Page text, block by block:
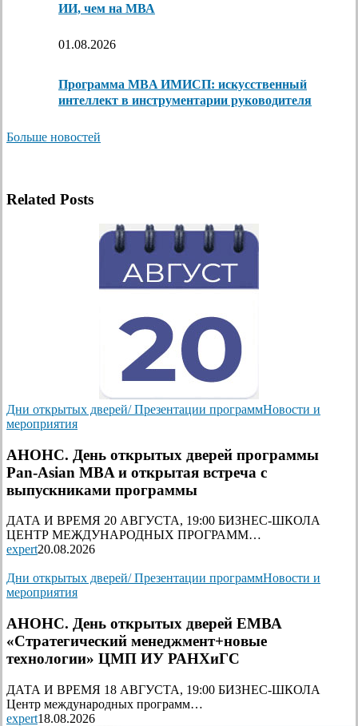
ИИ, чем на МВА
01.08.2026
Программа MBA ИМИСП: искусственный
интеллект в инструментарии руководителя
Больше новостей
Related Posts
Дни открытых дверей/ Презентации программНовости и
мероприятия
АНОНС. День открытых дверей программы
Pan-Asian MBA и открытая встреча с
выпускниками программы
ДАТА И ВРЕМЯ 20 АВГУСТА, 19:00 БИЗНЕС-ШКОЛА
ЦЕНТР МЕЖДУНАРОДНЫХ ПРОГРАММ…
expert20.08.2026
Дни открытых дверей/ Презентации программНовости и
мероприятия
АНОНС. День открытых дверей ЕМВА
«Стратегический менеджмент+новые
технологии» ЦМП ИУ РАНХиГС
ДАТА И ВРЕМЯ 18 АВГУСТА, 19:00 БИЗНЕС-ШКОЛА
Центр международных программ…
expert18.08.2026